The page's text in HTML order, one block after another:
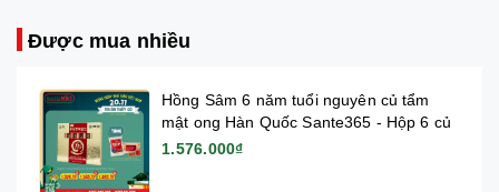
Được mua nhiều
Hồng Sâm 6 năm tuổi nguyên củ tẩm
mật ong Hàn Quốc Sante365 - Hộp 6 củ
1.576.000₫